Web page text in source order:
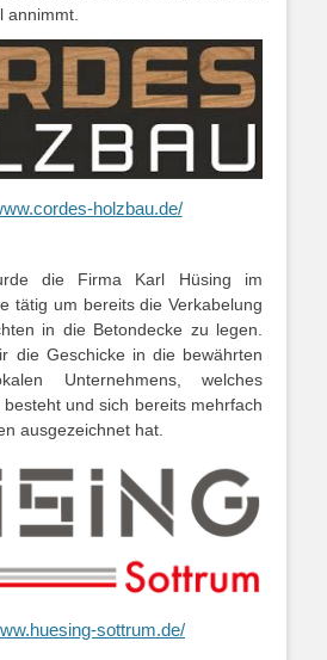
annimmt.
holzbau.de/
die Firma Karl Hüsing im
tätig um bereits die Verkabelung
in die Betondecke zu legen.
die Geschicke in die bewährten
Unternehmens, welches
und sich bereits mehrfach
ausgezeichnet hat.
sottrum.de/